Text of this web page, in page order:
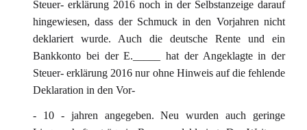
Steuer- erklärung 2016 noch in der Selbstanzeige darauf
hingewiesen, dass der Schmuck in den Vorjahren nicht
deklariert wurde. Auch die deutsche Rente und ein
Bankkonto bei der E._____ hat der Angeklagte in der
Steuer- erklärung 2016 nur ohne Hinweis auf die fehlende
Deklaration in den Vor-
- 10 - jahren angegeben. Neu wurden auch geringe